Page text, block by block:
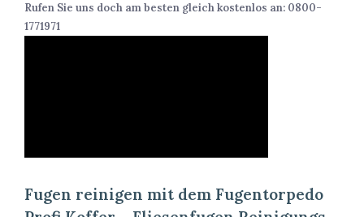
Rufen Sie uns doch am besten gleich kostenlos an: 0800-
1771971
Fugen reinigen mit dem Fugentorpedo